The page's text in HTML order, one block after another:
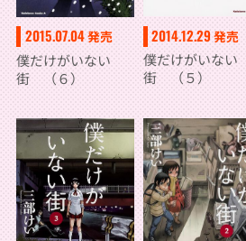
2015.07.04発売
僕だけがいない
街 （６）
2014.12.29発売
僕だけがいない
街 （５）